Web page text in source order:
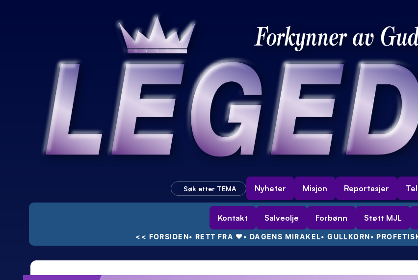
Søk etter TEMA Nyheter Misjon Reportasjer
Kontakt Salveolje Forbønn Støtt MJL
<< FORSIDEN• RETT FRA ❤️• DAGENS MIRAKEL• GULLKORN•